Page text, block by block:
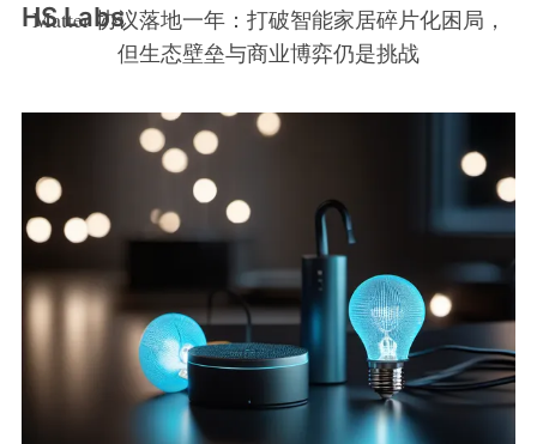
HS Labs
Matter 协议落地一年：打破智能家居碎片化困局，
但生态壁垒与商业博弈仍是挑战